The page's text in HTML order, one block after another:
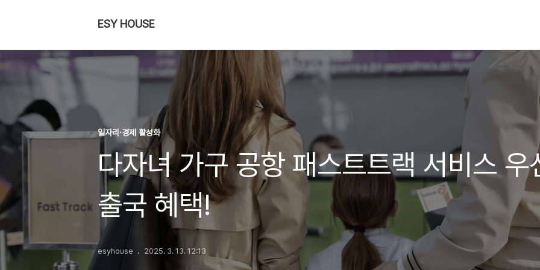
ESY HOUSE
일자리·경제 활성화
다자녀 가구 공항 패스트트랙 서비스 우
출국 혜택!
esyhouse 2025. 3. 13. 12:13